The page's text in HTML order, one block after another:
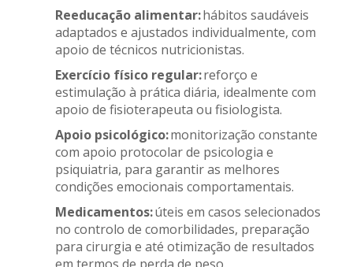
Reeducação alimentar:hábitos saudáveis
adaptados e ajustados individualmente, com
apoio de técnicos nutricionistas.
Exercício físico regular:reforço e
estimulação à prática diária, idealmente com
apoio de fisioterapeuta ou fisiologista.
Apoio psicológico:monitorização constante
com apoio protocolar de psicologia e
psiquiatria, para garantir as melhores
condições emocionais comportamentais.
Medicamentos:úteis em casos selecionados
no controlo de comorbilidades, preparação
para cirurgia e até otimização de resultados